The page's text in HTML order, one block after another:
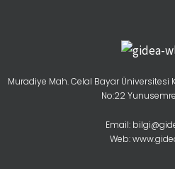
Muradiye Mah. Celal Bayar Üniversitesi
No:22
Email:
Web: